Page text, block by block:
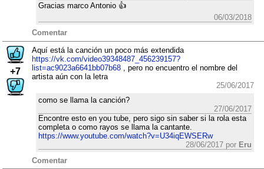
Gracias marco Antonio 👍
06/03/2018
Comentar
+7
Aquí está la canción un poco más extendida
https://vk.com/video39348487_456239157?
list=ac9023a6641bb07b68 , pero no encuentro el nombre del
artista aún con la letra
25/06/2017
como se llama la canción?
27/06/2017
Encontre esto en you tube, pero sigo sin saber si la rola esta
completa o como rayos se llama la cantante.
https://www.youtube.com/watch?v=U34iqEWSERw
28/06/2017 por Eru
Comentar